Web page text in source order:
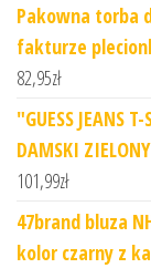
Pakowna torba
fakturze
82,95zł
"GUESS JEANS
DAMSKI
101,99zł
47brand bluza
kolor czarny z